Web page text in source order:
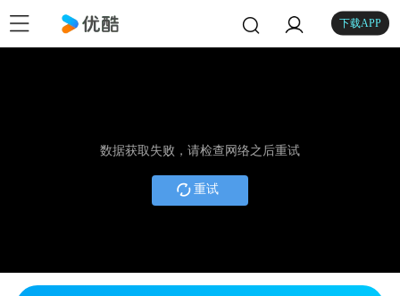
下载APP
数据获取失败，请检查网络之后重试
重试